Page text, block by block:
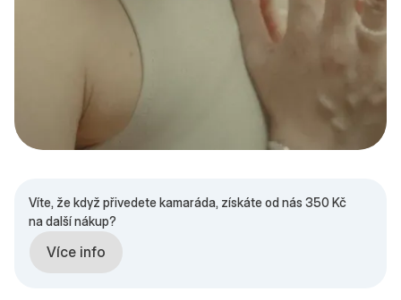
Víte, že když přivedete kamaráda, získáte od nás 350 Kč
na další nákup?
Více info